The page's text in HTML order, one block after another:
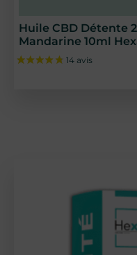
16
Huile CBD Détente
Mandarine 10ml